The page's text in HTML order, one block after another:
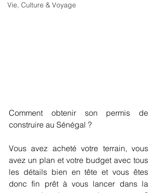
Vie, Culture & Voyage
Comment obtenir son permis de
construire au Sénégal ?
Vous avez acheté votre terrain, vous
avez un plan et votre budget avec tous
les détails bien en tête et vous êtes
donc fin prêt à vous lancer dans la